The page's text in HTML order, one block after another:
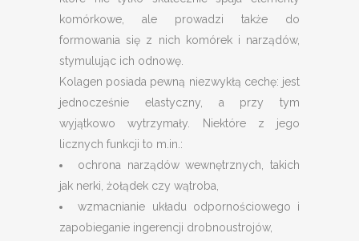
komórkowe, ale prowadzi także do
formowania się z nich komórek i narządów,
stymulując ich odnowę.
Kolagen posiada pewną niezwykłą cechę: jest
jednocześnie elastyczny, a przy tym
wyjątkowo wytrzymały. Niektóre z jego
licznych funkcji to m.in.:
ochrona narządów wewnętrznych, takich
jak nerki, żołądek czy wątroba,
wzmacnianie układu odpornościowego i
zapobieganie ingerencji drobnoustrojów,